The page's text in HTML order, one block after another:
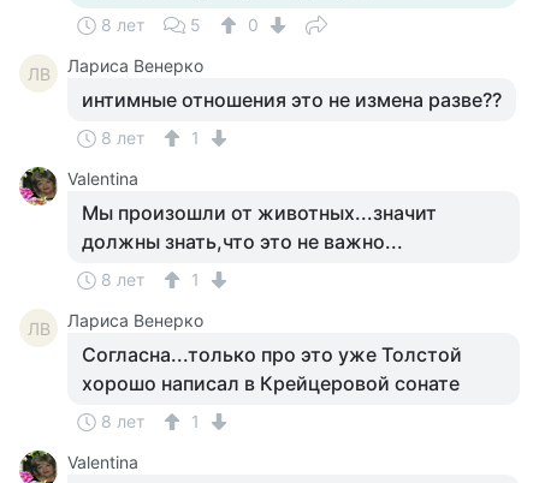
8 лет 5 0
ЛВ Лариса Венерко
интимные отношения это не измена разве??
8 лет
1
Valentina
Мы произошли от животных...значит
должны знать,что это не важно...
8 лет 1
ЛВ Лариса Венерко
Согласна...только про это уже Толстой
хорошо написал в Крейцеровой сонате
8 лет
1
Valentina